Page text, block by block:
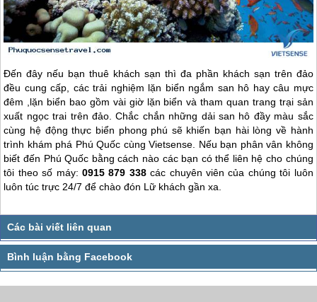
Đến đây nếu bạn thuê khách sạn thì đa phần khách sạn trên đảo
đều cung cấp, các trải nghiệm lặn biển ngắm san hô hay câu mực
đêm ,lặn biển bao gồm vài giờ lặn biển và tham quan trang trại sản
xuất ngọc trai trên đảo. Chắc chắn những dải san hô đầy màu sắc
cùng hệ động thực biển phong phú sẽ khiến bạn hài lòng về hành
trình khám phá Phú Quốc cùng Vietsense. Nếu bạn phân vân không
biết đến Phú Quốc bằng cách nào các bạn có thể liên hệ cho chúng
tôi theo số máy:0915 879 338các chuyên viên của chúng tôi luôn
luôn túc trực 24/7 để chào đón Lữ khách gần xa.